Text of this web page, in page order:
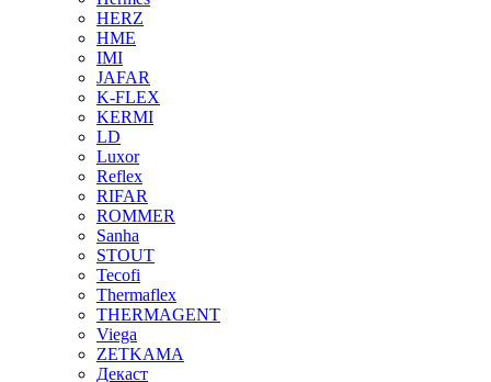
HERZ
HME
IMI
JAFAR
K-FLEX
KERMI
LD
Luxor
Reflex
RIFAR
ROMMER
Sanha
STOUT
Tecofi
Thermaflex
THERMAGENT
Viega
ZETKAMA
Декаст